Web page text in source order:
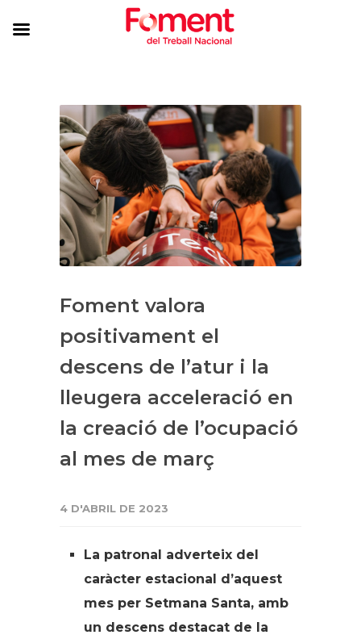
Foment valora
positivament el
descens de l’atur i la
lleugera acceleració en
la creació de l’ocupació
al mes de març
4 D'ABRIL DE 2023
La patronal adverteix del
caràcter estacional d’aquest
mes per Setmana Santa, amb
un descens destacat de la